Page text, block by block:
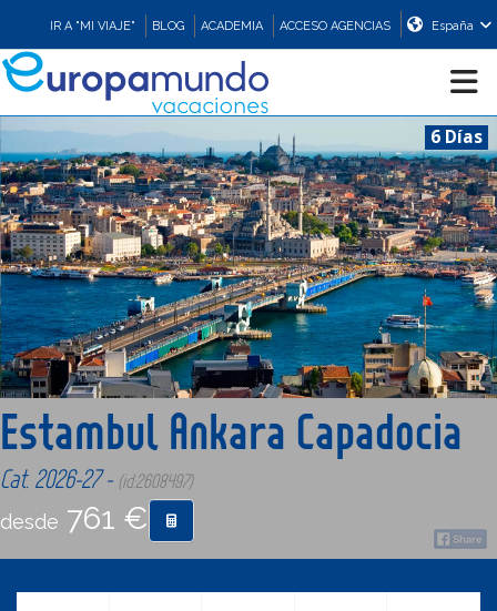
IR A "MI VIAJE" BLOG ACADEMIA ACCESO AGENCIAS España
CRUCEROS
EUROPA
ASIA
ORIENTE
PROMOCIONES
CONTACTO
6 Días
Estambul Ankara Capadocia
Cat. 2026-27 - (id:2608497)
desde 761 €